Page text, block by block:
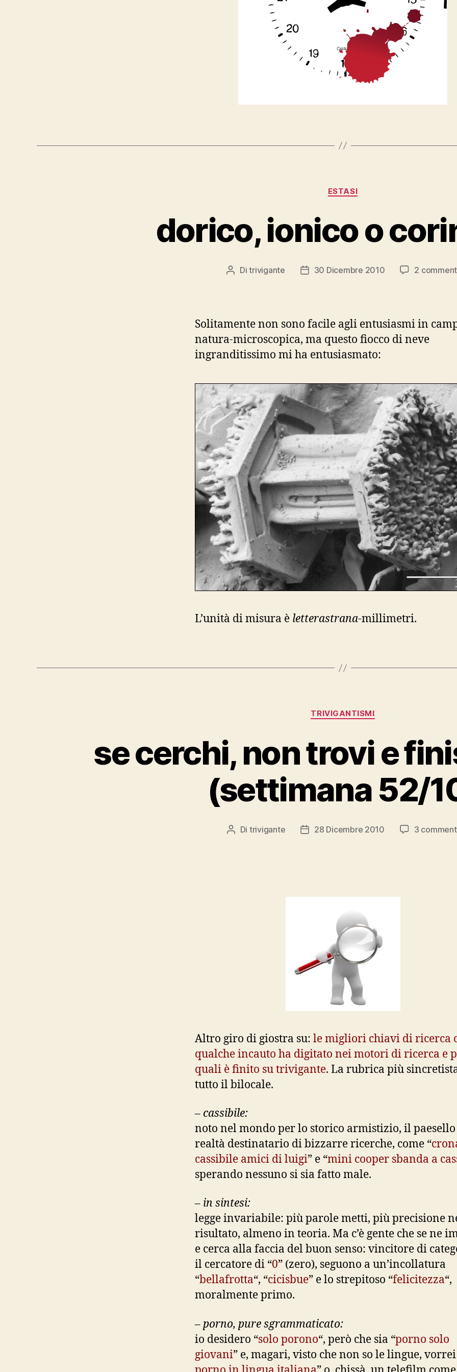
Categorie
ESTASI
dorico, ionico o
Autore
Ditrivigante
Data30 Dicembre 2010 2
Solitamente non sono facile agli entusiasmi in
natura-microscopica, ma questo fiocco di neve
ingranditissimo mi ha entusiasmato:
L’unità di misura è letterastrana-millimetri.
Categorie
TRIVIGANTISMI
se cerchi, non trovi e
(settimana 52/
Autore
Di trivigante
Data28 Dicembre 2010 3
Altro giro di giostra su: lemigliori chiavi di ricerca
qualche incauto ha digitato nei motori di ricerca e
quali è finito su trivigante. La rubrica più
tutto il bilocale.
– cassibile:
noto nel mondo per lo storico armistizio, il
realtà destinatario di bizzarre ricerche, come “
cassibile amici di luigi” e “mini cooper sbanda a
sperando nessuno si sia fatto male.
– in sintesi:
legge invariabile: più parole metti, più precisione
risultato, almeno in teoria. Ma c’è gente che se ne
e cerca alla faccia del buon senso: vincitore di
il cercatore di “0” (zero), seguono a un’incollatura
“bellafrotta“, “cicisbue” e lo strepitoso “felicitezza“,
moralmente primo.
–porno, pure sgrammaticato:
io desidero “solo porono“, però che sia “porno solo
giovani” e, magari, visto che non so le lingue, vorrei